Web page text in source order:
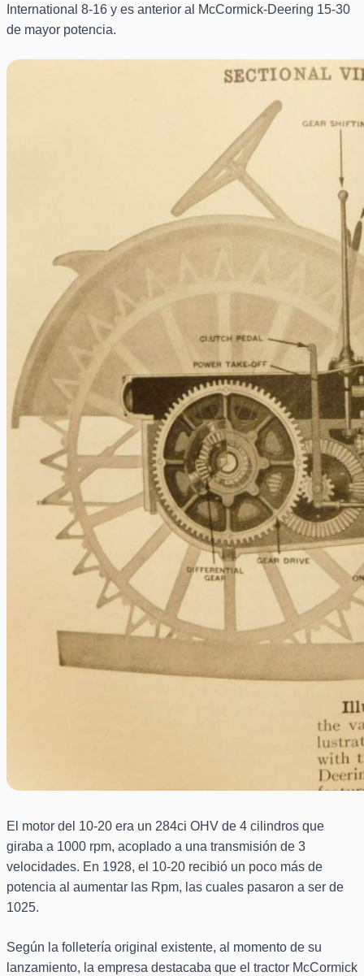
International 8-16 y es anterior al McCormick-Deering 15-30
de mayor potencia.
El motor del 10-20 era un 284ci OHV de 4 cilindros que
giraba a 1000 rpm, acoplado a una transmisión de 3
velocidades. En 1928, el 10-20 recibió un poco más de
potencia al aumentar las Rpm, las cuales pasaron a ser de
1025.
Según la folletería original existente, al momento de su
lanzamiento, la empresa destacaba que el tractor McCormick